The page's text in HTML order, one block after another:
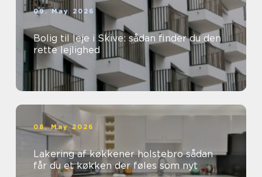
09. May 2026
Bolig til leje i Skive: sådan finder du den
rette lejlighed
08. May 2026
Lakering af køkkener holstebro sådan
får du et køkken der føles som nyt